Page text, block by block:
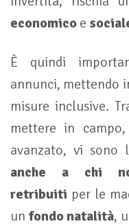
economico e
È quindi
annunci, mettendo
misure inclusive.
mettere in
avanzato, vi sono
anche a chi
retribuiti per le
un fondo natalità,